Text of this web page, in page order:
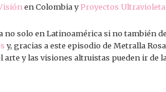
en Colombia yProyectos Ultravioleta
no solo en Latinoamérica si no también
y, gracias a este episodio de Metralla
y las visiones altruistas pueden ir de